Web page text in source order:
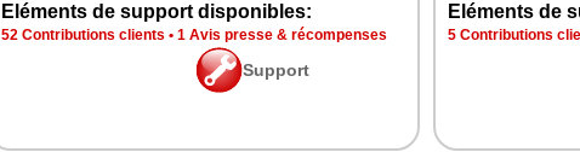
Eléments de support disponibles:
52 Contributions clients • 1 Avis presse & récompenses
Support
Eléments de
5 Contributions